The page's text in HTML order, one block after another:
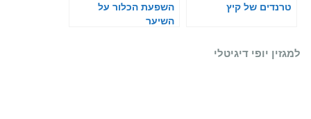
טרנדים של קיץ
השפעת הכלור על
השיער
למגזין יופי דיגיטלי